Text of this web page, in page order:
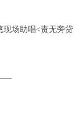
场助唱<责无旁贷